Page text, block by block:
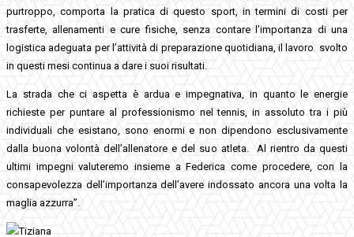
purtroppo, comporta la pratica di questo sport, in termini di costi per
trasferte, allenamenti e cure fisiche, senza contare l’importanza di una
logistica adeguata per l’attività di preparazione quotidiana, il lavoro svolto
in questi mesi continua a dare i suoi risultati.
La strada che ci aspetta è ardua e impegnativa, in quanto le energie
richieste per puntare al professionismo nel tennis, in assoluto tra i più
individuali che esistano, sono enormi e non dipendono esclusivamente
dalla buona volontà dell’allenatore e del suo atleta. Al rientro da questi
ultimi impegni valuteremo insieme a Federica come procedere, con la
consapevolezza dell’importanza dell’avere indossato ancora una volta la
maglia azzurra”.